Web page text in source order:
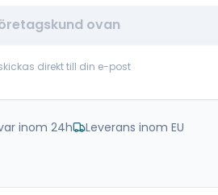
ovan
direkt till din e-post
inom 24h Leverans inom EU